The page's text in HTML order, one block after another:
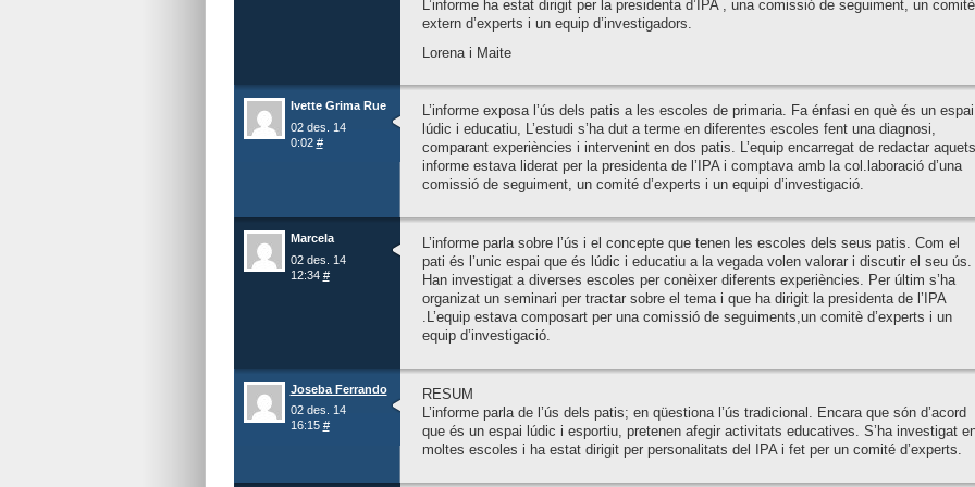
L’informe ha estat dirigit per la presidenta d’IPA , una comissió de seguiment, un comitè
extern d’experts i un equip d’investigadors.
Lorena i Maite
Ivette Grima Rue
02 des. 14
0:02 #
L’informe exposa l’ús dels patis a les escoles de primaria. Fa énfasi en què és un espai
lúdic i educatiu, L’estudi s’ha dut a terme en diferentes escoles fent una diagnosi,
comparant experiències i intervenint en dos patis. L’equip encarregat de redactar aquets
informe estava liderat per la presidenta de l’IPA i comptava amb la col.laboració d’una
comissió de seguiment, un comité d’experts i un equipi d’investigació.
Marcela
02 des. 14
12:34 #
L’informe parla sobre l’ús i el concepte que tenen les escoles dels seus patis. Com el
pati és l’unic espai que és lúdic i educatiu a la vegada volen valorar i discutir el seu ús.
Han investigat a diverses escoles per conèixer diferents experiències. Per últim s’ha
organizat un seminari per tractar sobre el tema i que ha dirigit la presidenta de l’IPA
.L’equip estava composart per una comissió de seguiments,un comitè d’experts i un
equip d’investigació.
Joseba Ferrando
02 des. 14
16:15 #
RESUM
L’informe parla de l’ús dels patis; en qüestiona l’ús tradicional. Encara que són d’acord
que és un espai lúdic i esportiu, pretenen afegir activitats educatives. S’ha investigat
moltes escoles i ha estat dirigit per personalitats del IPA i fet per un comité d’experts.